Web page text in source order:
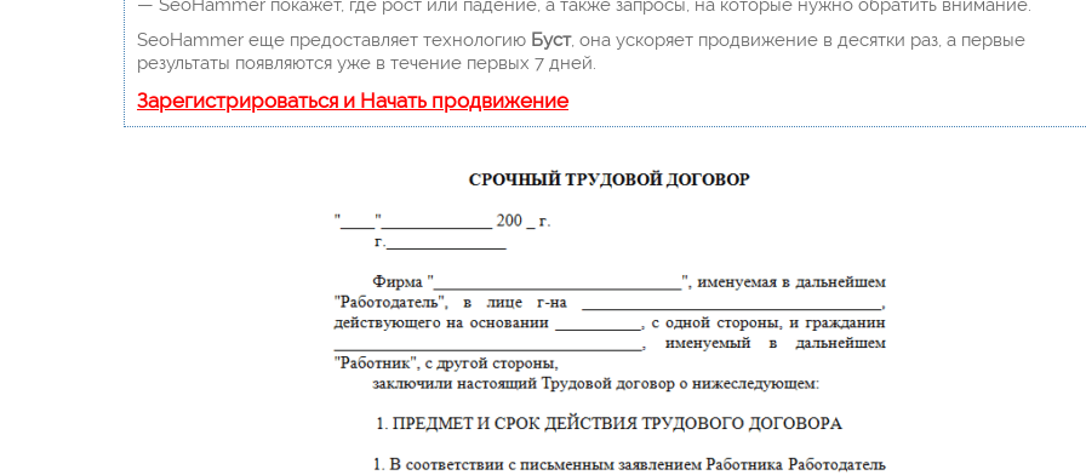
SeoHammer еще предоставляет технологию Буст, она ускоряет продвижение в десятки раз, а первые
результаты появляются уже в течение первых 7 дней.
Зарегистрироваться и Начать продвижение